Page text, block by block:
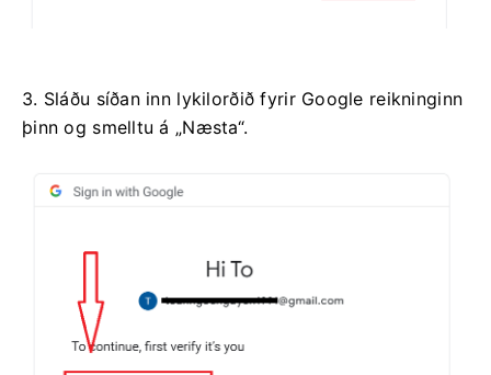
3. Sláðu síðan inn lykilorðið fyrir Google reikninginn
þinn og smelltu á „Næsta“.